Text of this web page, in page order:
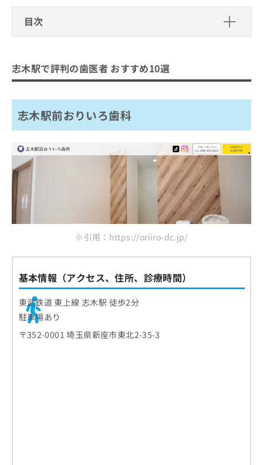
目次
志木駅前おりいろ歯科
クローバー歯科クリニック
志木駅東口 ファミリー歯科医院
志木かくや歯科クリニック
埼玉志木駅前歯医者・矯正歯科コスモクリニック
本院
ザ・デンタルオフィス 志木駅前院
高澤歯科クリニック
まさおかデンタルクリニック
まとめ：志木駅で評判の歯医者 おすすめ10選
志木駅で評判の歯医者 おすすめ10選
志木駅前おりいろ歯科
※引用：https://oriiro-dc.jp/
基本情報（アクセス、住所、診療時間）
東武鉄道 東上線 志木駅 徒歩2分
駐車場あり
〒352-0001 埼玉県新座市東北2-35-3
フォ
とな
りま
ニッ
クの
のご
はで
きま
せん
ので
ご了
承く
ださ
こ
ら
料
情
充
の
お
申
し
込
み
は
こ
ち
載
情
報
の
修
正
せ
資
ご
請
は
こ
ち
ら
無
料
充
の
お
申
し
込
わ
ら